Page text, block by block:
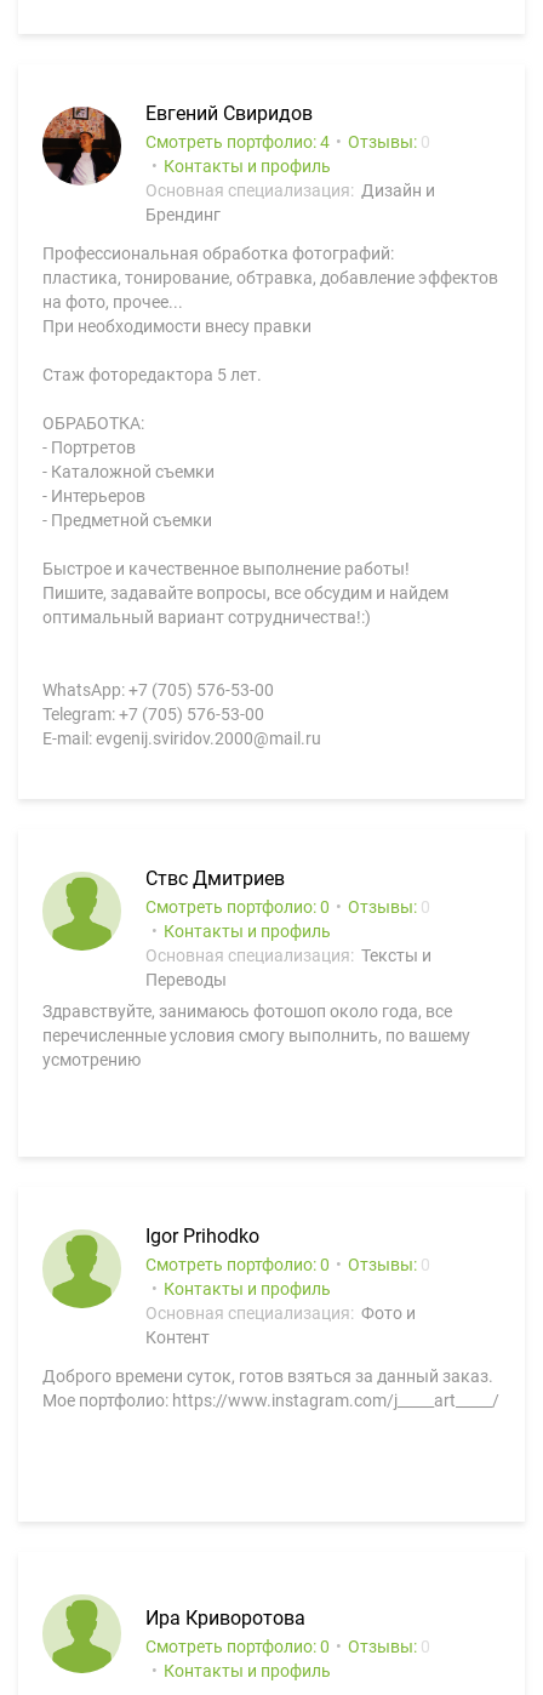
Евгений Свиридов
Смотреть портфолио: 4 Отзывы: 0
Контакты и профиль
Основная специализация: Дизайн и
Брендинг
Профессиональная обработка фотографий:
пластика, тонирование, обтравка, добавление эффектов
на фото, прочее...
При необходимости внесу правки
Стаж фоторедактора 5 лет.
ОБРАБОТКА:
- Портретов
- Каталожной съемки
- Интерьеров
- Предметной съемки
Быстрое и качественное выполнение работы!
Пишите, задавайте вопросы, все обсудим и найдем
оптимальный вариант сотрудничества!:)
WhatsApp: +7 (705) 576-53-00
Telegram: +7 (705) 576-53-00
E-mail: evgenij.sviridov.2000@mail.ru
Ствс Дмитриев
Смотреть портфолио: 0 Отзывы: 0
Контакты и профиль
Основная специализация: Тексты и
Переводы
Здравствуйте, занимаюсь фотошоп около года, все
перечисленные условия смогу выполнить, по вашему
усмотрению
Igor Prihodko
Смотреть портфолио: 0 Отзывы: 0
Контакты и профиль
Основная специализация: Фото и
Контент
Доброго времени суток, готов взяться за данный заказ.
Мое портфолио: https://www.instagram.com/j_____art_____/
Ира Криворотова
Смотреть портфолио: 0 Отзывы: 0
Контакты и профиль